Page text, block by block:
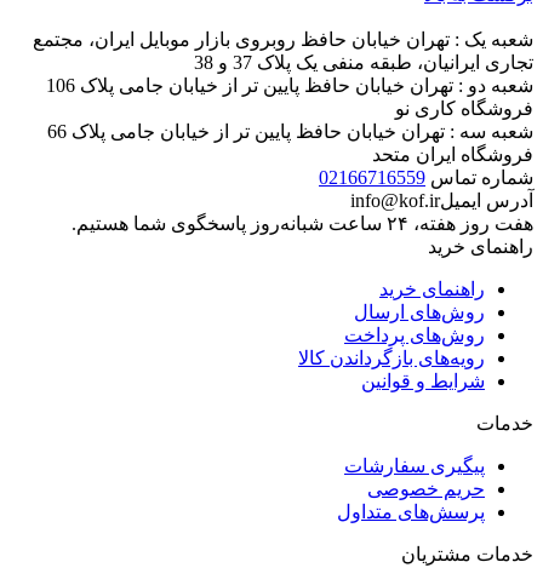
شعبه یک : تهران خیابان حافظ روبروی بازار موبایل ایران، مجتمع
تجاری ایرانیان، طبقه منفی یک پلاک 37 و 38
شعبه دو : تهران خیابان حافظ پایین تر از خیابان جامی پلاک 106
فروشگاه کاری نو
شعبه سه : تهران خیابان حافظ پایین تر از خیابان جامی پلاک 66
فروشگاه ایران متحد
شماره تماس 02166716559
آدرس ایمیلinfo@kof.ir
هفت روز هفته، ۲۴ ساعت شبانه‌روز پاسخگوی شما هستیم.
راهنمای خرید
راهنمای خرید
روش‌های ارسال
روش‌های پرداخت
رویه‌های بازگرداندن کالا
شرایط و قوانین
خدمات
پیگیری سفارشات
حریم خصوصی
پرسش‌های متداول
خدمات مشتریان